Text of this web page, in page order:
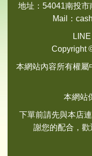
地址：54041南投
Mail：
Copyright
本網站內容所有權屬
本網站
下單前請先與本店
謝您的配合，